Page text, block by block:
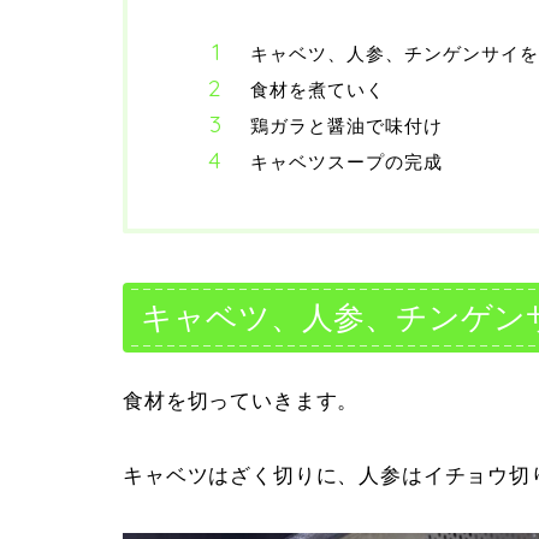
キャベツ、人参、チンゲンサイ
食材を煮ていく
鶏ガラと醤油で味付け
キャベツスープの完成
キャベツ、人参、チンゲン
食材を切っていきます。
キャベツはざく切りに、人参はイチョウ